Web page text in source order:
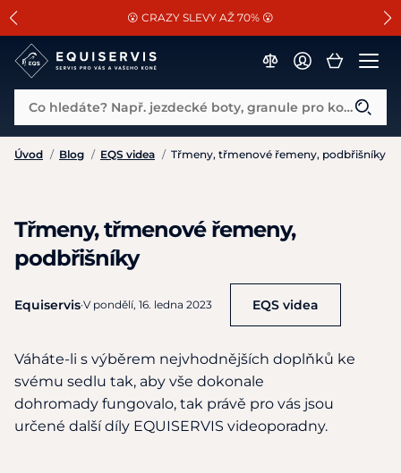
SLEVA 13% na vše od Cassini!
😮 CRAZY SLEVY AŽ 70% 😮
📐Pasování a doplňky k vybraným sedlům ZDARMA 🐴
Co hledáte? Např. jezdecké boty, granule pro koně...
Úvod / Blog / EQS videa / Třmeny, třmenové řemeny, podbřišníky
Třmeny, třmenové řemeny,
podbřišníky
Equiservis·V pondělí, 16. ledna 2023 EQS videa
Váháte-li s výběrem nejvhodnějších doplňků ke
svému sedlu tak, aby vše dokonale
dohromady fungovalo, tak právě pro vás jsou
určené další díly EQUISERVIS videoporadny.